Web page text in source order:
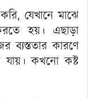
যেখানে মাঝে
হয়। এছাড়া
ব্যস্ততার কারণে
কখনো কষ্ট